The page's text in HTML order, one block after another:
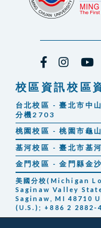
校區資訊校區
台北校區 - 臺北市
分機2703
桃園校區 - 桃園市龜
基河校區 - 臺北市
金門校區 - 金門縣
美國分校(Michigan
Saginaw Valley
Saginaw, MI 48710
(U.S.); +886 2 2882-